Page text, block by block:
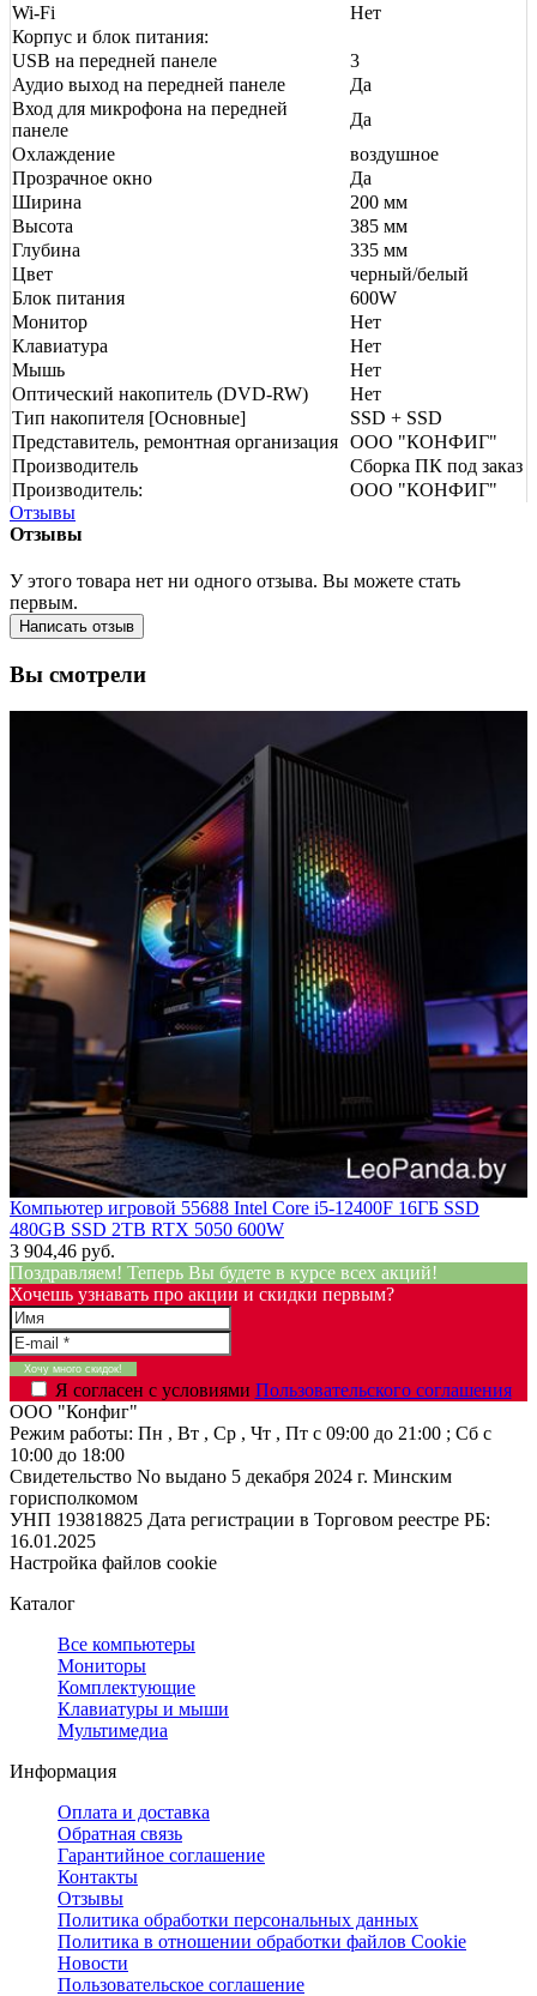
Wi-Fi
Нет
Корпус и блок питания:
USB на передней панеле
3
Аудио выход на передней панеле
Да
Вход для микрофона на передней
панеле
Да
Охлаждение
воздушное
Прозрачное окно
Да
Ширина
200 мм
Высота
385 мм
Глубина
335 мм
Цвет
черный/белый
Блок питания
600W
Монитор
Нет
Клавиатура
Нет
Мышь
Нет
Оптический накопитель (DVD-RW)
Нет
Тип накопителя [Основные]
SSD + SSD
Представитель, ремонтная организация ООО "КОНФИГ"
Производитель
Сборка ПК под заказ
Производитель:
ООО "КОНФИГ"
Отзывы
Отзывы
У этого товара нет ни одного отзыва. Вы можете стать
первым.
Написать отзыв
Вы смотрели
Компьютер игровой 55688 Intel Core i5-12400F 16ГБ SSD
480GB SSD 2TB RTX 5050 600W
3 904,46 руб.
Поздравляем! Теперь Вы будете в курсе всех акций!
Хочешь узнавать про акции и скидки первым?
Я согласен с условиями Пользовательского соглашения
ООО "Конфиг"
Режим работы: Пн , Вт , Ср , Чт , Пт c 09:00 до 21:00 ; Сб c
10:00 до 18:00
Свидетельство No выдано 5 декабря 2024 г. Минским
горисполкомом
УНП 193818825 Дата регистрации в Торговом реестре РБ:
16.01.2025
Настройка файлов cookie
Каталог
Все компьютеры
Мониторы
Комплектующие
Клавиатуры и мыши
Мультимедиа
Информация
Оплата и доставка
Обратная связь
Гарантийное соглашение
Контакты
Отзывы
Политика обработки персональных данных
Политика в отношении обработки файлов Cookie
Новости
Пользовательское соглашение